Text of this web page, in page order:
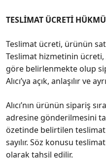
TESLİMAT ÜCRETİ HÜKMÜ
Teslimat ücreti, ürünün
Teslimat hizmetinin ücreti,
göre belirlenmekte olup
Alıcı’ya açık, anlaşılır ve
Alıcı’nın ürünün sipariş
adresine gönderilmesini
özetinde belirtilen
sayılır. Söz konusu
olarak tahsil edilir.